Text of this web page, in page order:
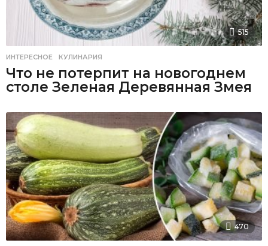
515
ИНТЕРЕСНОЕ ,КУЛИНАРИЯ
Что не потерпит на новогоднем
столе Зеленая Деревянная Змея
470